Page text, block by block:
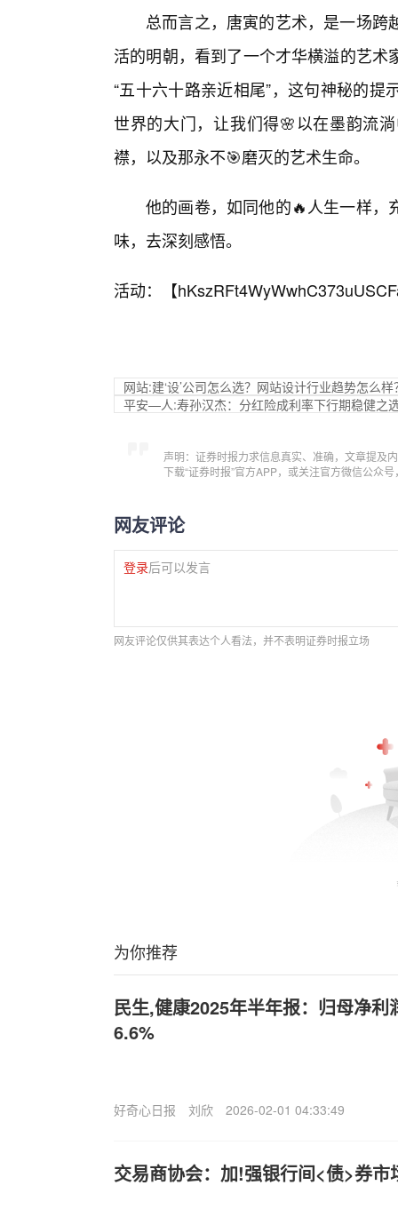
总而言之，唐寅的艺术，是一场
活的明朝，看到了一个才华横溢的艺
“五十六十路亲近相尾”，这句神秘的
世界的大门，让我们得🌸以在墨韵流
襟，以及那永不🎯磨灭的艺术生命。
他的画卷，如同他的🔥人生一样，
味，去深刻感悟。
活动：【
网站:建‘设’公司怎么选？网站设计行业趋势怎么样
平安—人:寿孙汉杰：分红险成利率下行期稳健之
声明：证券时报力求信息真实、准确，文章提及
下载“证券时报”官方APP，或关注官方微信公众
网友评论
登录后可以发言
网友评论仅供其表达个人看法，并不表明证券时报立场
为你推荐
民生,健康2025年半年报：归母净利
6.6%
好奇心日报 刘欣 2026-02-01 04:33:49
交易商协会：加!强银行间<债>券市